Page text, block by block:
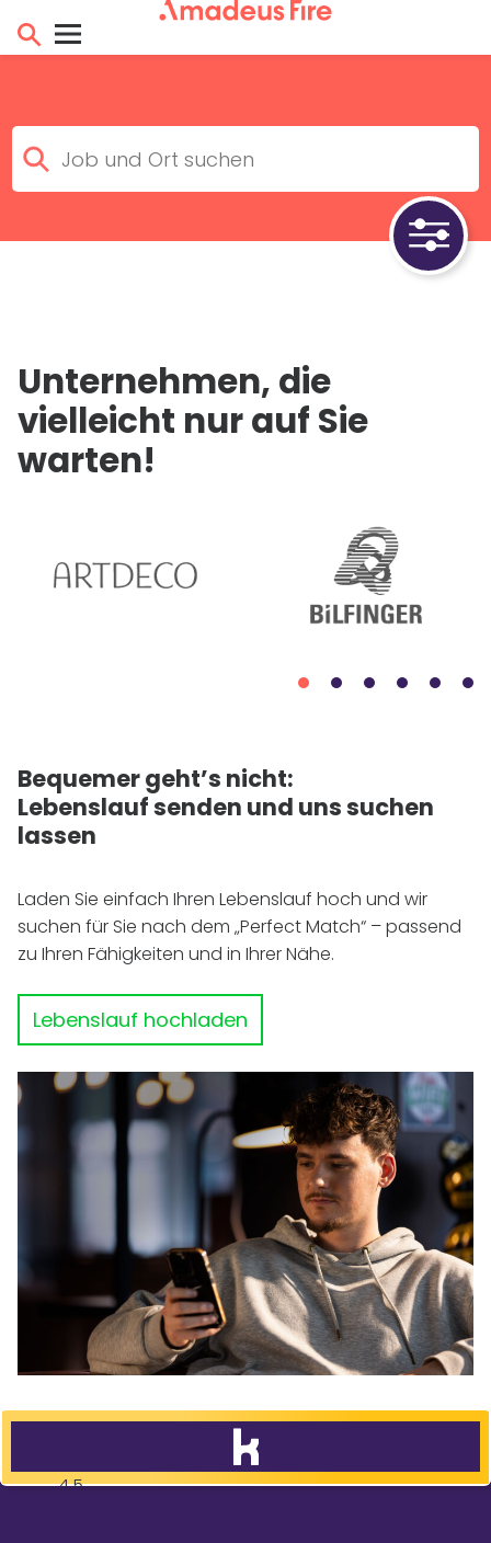
Unternehmen, die
vielleicht nur auf Sie
warten!
Bequemer geht’s nicht:
Lebenslauf senden und uns suchen
lassen
Laden Sie einfach Ihren Lebenslauf hoch und wir
suchen für Sie nach dem „Perfect Match“ – passend
zu Ihren Fähigkeiten und in Ihrer Nähe.
Lebenslauf hochladen
4,5